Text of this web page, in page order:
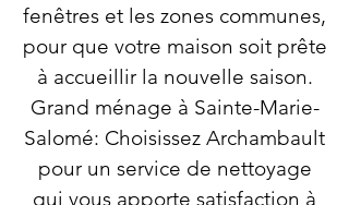
fenêtres et les zones communes,
pour que votre maison soit prête
à accueillir la nouvelle saison.
Grand ménage à Sainte-Marie-
Salomé: Choisissez Archambault
pour un service de nettoyage
qui vous apporte satisfaction à